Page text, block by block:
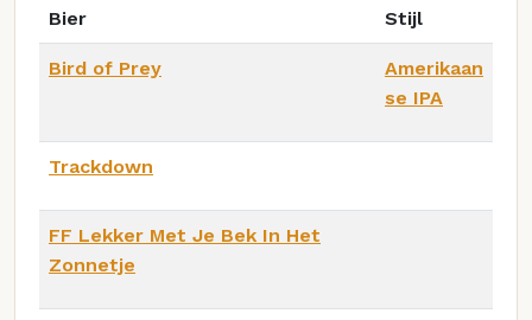
Bier Stijl
Bird of Prey
Amerikaan
se IPA
Trackdown
FF Lekker Met Je Bek In Het
Zonnetje